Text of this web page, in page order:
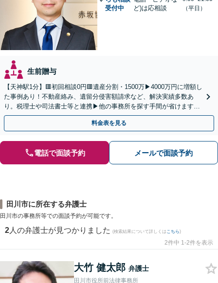
受付中
ど)は応相談
（平日）
生前贈与
【天神駅1分】🟥初回相談0円🟥遺産分割・1500万▶4000万円に増額し
た事例あり！不動産絡み、遺留分侵害額請求など、解決実績多数あ
り。税理士や司法書士等と連携▶他の事務所を探す手間が省けます！
不動産会社と連携し無料査定&財産調査も◎
料金表を見る
電話で面談予約 メールで面談予約
田川市に所在する弁護士
田川市の事務所等での面談予約が可能です。
2 人の弁護士が見つかりました (検索結果について詳しくは こちら)
2件中 1-2件を表示
大竹 健太郎 弁護士
田川市役所前法律事務所